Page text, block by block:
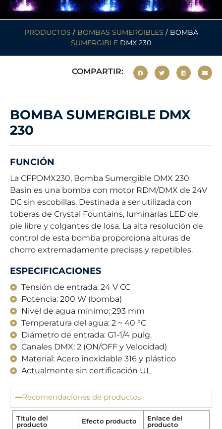
PRODUCTOS / BOMBAS SUMERGIBLES / BOMBA
SUMERGIBLE DMX 230
COMPARTIR:
BOMBA SUMERGIBLE DMX
230
FUNCIÓN
La CFPDMX230, Bomba Sumergible DMX 230
Basin es una bomba con motor RDM/DMX de 24V
DC sin escobillas. Destinada a ser utilizada con
toberas de Crystal Fountains, luminarias LED de
pie libre y colgantes de losa. La alta resolución de
control de esta bomba proporciona alturas de
chorro extremadamente precisas y repetibles.
ESPECIFICACIONES
Tensión de entrada: 24 V CC
Potencia: 200 W (bomba)
Nivel de agua mínimo: 293 mm
Temperatura del agua: 2 ~ 40 °C
Diámetro de entrada: G1-1/4 pulg.
Canales DMX: 2 (ON/OFF y Velocidad)
Material: Acero inoxidable 316 y plástico
Actualmente sin certificación UL
Recomendaciones de productos
Título del
producto
Efecto producto
Enlace del
producto